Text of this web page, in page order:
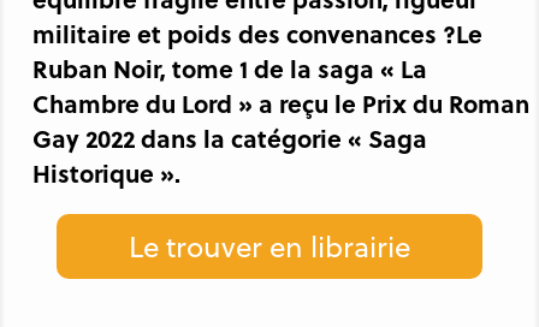
militaire et poids des convenances ?Le
Ruban Noir, tome 1 de la saga « La
Chambre du Lord » a reçu le Prix du Roman
Gay 2022 dans la catégorie « Saga
Historique ».
Le trouver en librairie